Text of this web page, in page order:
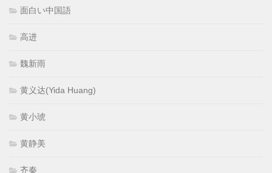
面白い中国語
高进
魏新雨
黄义达(Yida Huang)
黄小琥
黄静美
齐秦